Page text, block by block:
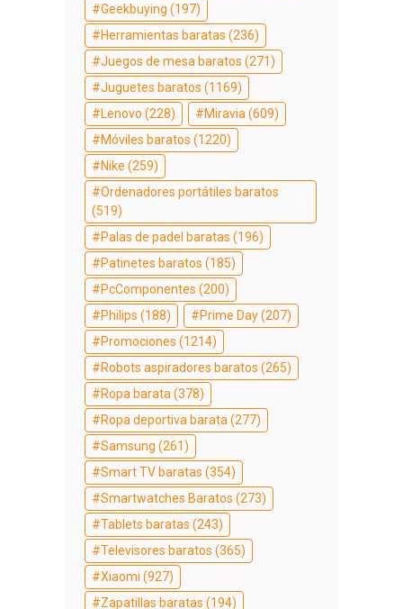
Geekbuying (197)
Herramientas baratas (236)
Juegos de mesa baratos (271)
Juguetes baratos (1169)
Lenovo (228) Miravia (609)
Móviles baratos (1220)
Nike (259)
Ordenadores portátiles baratos
(519)
Palas de padel baratas (196)
Patinetes baratos (185)
PcComponentes (200)
Philips (188) Prime Day(207)
Promociones (1214)
Robots aspiradores baratos (265)
Ropa barata (378)
Ropa deportiva barata (277)
Samsung (261)
Smart TV baratas (354)
Smartwatches Baratos (273)
Tablets baratas (243)
Televisores baratos (365)
Xiaomi (927)
Zapatillas baratas (194)